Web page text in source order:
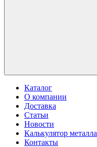
Каталог
О компании
Доставка
Статьи
Новости
Калькулятор металла
Контакты